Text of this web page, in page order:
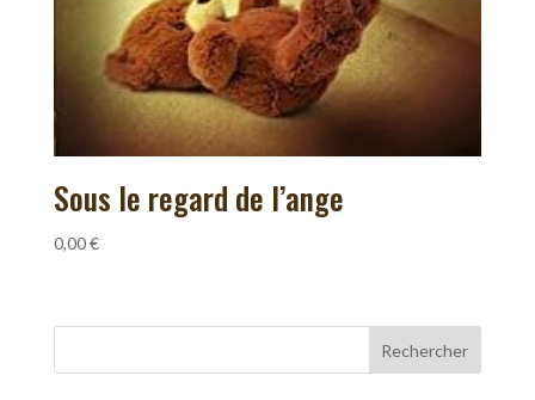
Sous le regard de l’ange
0,00€
Rechercher